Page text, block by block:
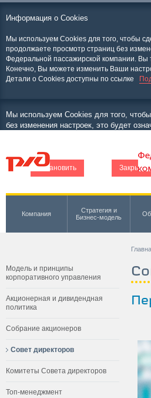
Информация о Cookies
Мы используем Cookies для того, чтобы
продолжаете просмотр страниц без
Федеральной пассажирской компании.
Конечно, Вы можете изменить Ваши
Детали о Cookies доступны по ссылке
Мы используем Cookies для того,
без изменения настроек, это будет
Установить Закрыть
Компания
Стратегия и
Бизнес-модель
Модель и принципы
корпоративного управления
Акционерная и дивидендная
политика
Собрание акционеров
Совет директоров
Комитеты Совета директоров
Топ-менеджмент